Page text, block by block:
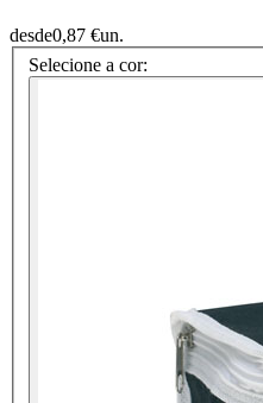
desde0,87 €un.
Selecione a cor: